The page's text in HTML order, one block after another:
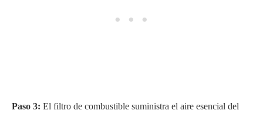
Paso 3: El filtro de combustible suministra el aire esencial del